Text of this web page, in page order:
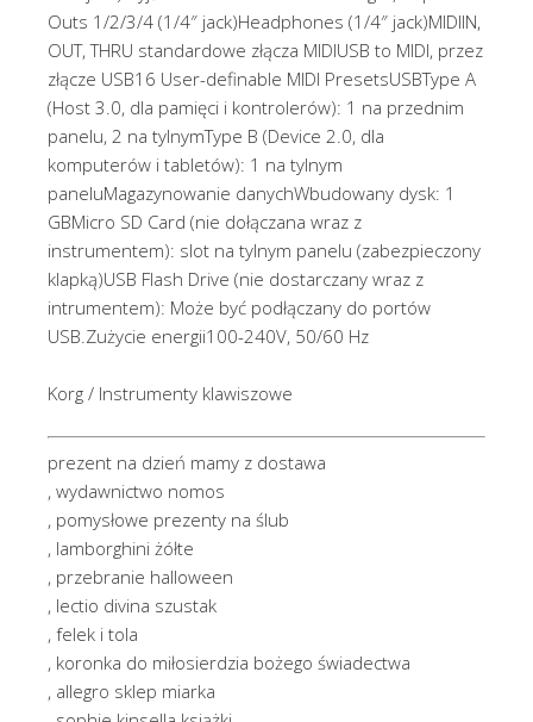
Korg / Instrumenty klawiszowe
prezent na dzień mamy z dostawa
, wydawnictwo nomos
, pomysłowe prezenty na ślub
, lamborghini żółte
, przebranie halloween
, lectio divina szustak
, felek i tola
, koronka do miłosierdzia bożego świadectwa
, allegro sklep miarka